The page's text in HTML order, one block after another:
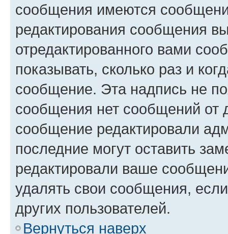
сообщения имеются
редактирования сообщения
отредактированного вами
показывать, сколько раз и
сообщение. Эта надпись не
сообщения нет сообщений от
сообщение редактировали
последние могут оставить
редактировали ваше
удалять свои сообщения,
других пользователей.
Вернуться наверх